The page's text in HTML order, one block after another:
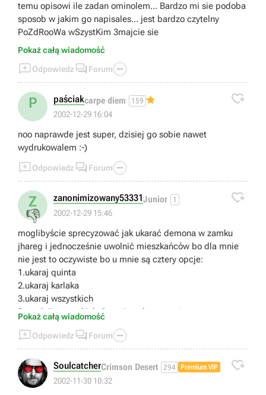
temu opisowi ile zadan ominolem... Bardzo mi sie podoba
sposob w jakim go napisales... jest bardzo czytelny
PoZdRooWa wSzystKim 3majcie sie
Pokaż całą wiadomość
Odpowiedz  Forum 
P paściakcarpe diem 159
2002-12-29 16:04

noo naprawde jest super, dzisiej go sobie nawet
wydrukowalem :-)
Odpowiedz  Forum 
Z
👎
zanonimizowany53331Junior 1
2002-12-29 15:46

moglibyście sprecyzować jak ukarać demona w zamku
jhareg i jednocześnie uwolnić mieszkańców bo dla mnie
nie jest to oczywiste bo u mnie są cztery opcje:
1.ukaraj quinta
2.ukaraj karlaka
3.ukaraj wszystkich
3.uwolnij wszystkich (łącznie z demonem)
Pokaż całą wiadomość
Odpowiedz  Forum 
SoulcatcherCrimson Desert 294 Premium VIP
2002-11-30 10:32
